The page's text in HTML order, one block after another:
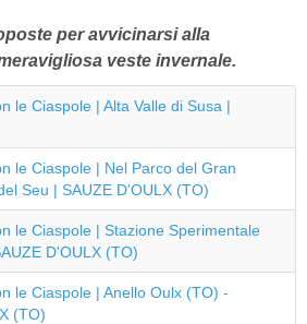
per avvicinarsi alla
veste invernale.
le Ciaspole | Alta Valle di Susa |
le Ciaspole | Nel Parco del Gran
Seu | SAUZE D'OULX (TO)
le Ciaspole | Stazione Sperimentale
D'OULX (TO)
le Ciaspole | Anello Oulx (TO) -
(TO)